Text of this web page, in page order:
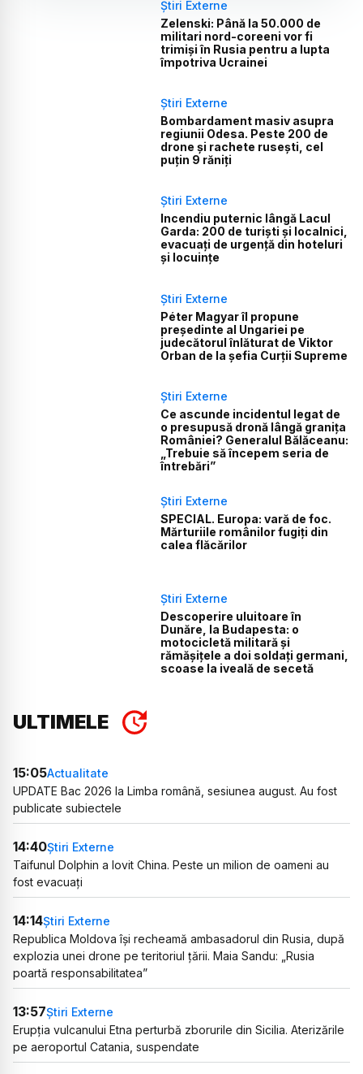
Știri Externe
Zelenski: Până la 50.000 de
militari nord-coreeni vor fi
trimiși în Rusia pentru a lupta
împotriva Ucrainei
Știri Externe
Bombardament masiv asupra
regiunii Odesa. Peste 200 de
drone și rachete rusești, cel
puțin 9 răniți
Știri Externe
Incendiu puternic lângă Lacul
Garda: 200 de turiști și localnici,
evacuați de urgență din hoteluri
și locuințe
Știri Externe
Péter Magyar îl propune
președinte al Ungariei pe
judecătorul înlăturat de Viktor
Orban de la șefia Curții Supreme
Știri Externe
Ce ascunde incidentul legat de
o presupusă dronă lângă granița
României? Generalul Bălăceanu:
„Trebuie să începem seria de
întrebări”
Știri Externe
SPECIAL. Europa: vară de foc.
Mărturiile românilor fugiți din
calea flăcărilor
Știri Externe
Descoperire uluitoare în
Dunăre, la Budapesta: o
motocicletă militară și
rămășițele a doi soldați germani,
scoase la iveală de secetă
ULTIMELE
15:05Actualitate
UPDATE Bac 2026 la Limba română, sesiunea august. Au fost
publicate subiectele
14:40Știri Externe
Taifunul Dolphin a lovit China. Peste un milion de oameni au
fost evacuați
14:14Știri Externe
Republica Moldova își recheamă ambasadorul din Rusia, după
explozia unei drone pe teritoriul țării. Maia Sandu: „Rusia
poartă responsabilitatea”
13:57Știri Externe
Erupția vulcanului Etna perturbă zborurile din Sicilia. Aterizările
pe aeroportul Catania, suspendate